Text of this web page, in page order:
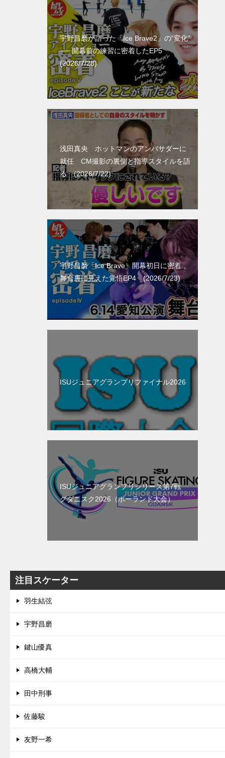
宇野昌磨が語った「Ice Brave2」の“変化”
── 開幕前の練習に密着したEP5
(2026/7/28)
浅田真央 ホットマンのアンバサダーに
就任 CM撮影の裏側と指導スタイルを語
る (2026/7/22)
宇野昌磨「Ice Brave」開幕初日に密着 、
舞台裏に見えた覚悟EP4 (2026/7/23)
ISUジュニアグランプリファイナル2026
ISUジュニアグランプリシリーズ第7戦
グダニスク2026（ポーランド大会）
注目スケーター
羽生結弦
宇野昌磨
鍵山優真
高橋大輔
田中刑事
佐藤駿
友野一希